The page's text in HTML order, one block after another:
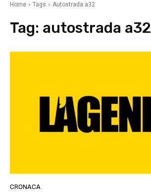
Home Tags Autostrada a32
Tag: autostrada a32
CRONACA